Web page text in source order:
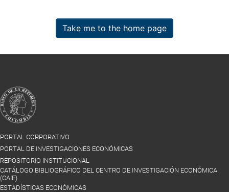
Take me to the home page
PORTAL CORPORATIVO
PORTAL DE INVESTIGACIONES ECONÓMICAS
REPOSITORIO INSTITUCIONAL
CATÁLOGO BIBLIOGRÁFICO DEL CENTRO DE INVESTIGACIÓN ECONÓMICA
(CAIE)
ESTADÍSTICAS ECONÓMICAS